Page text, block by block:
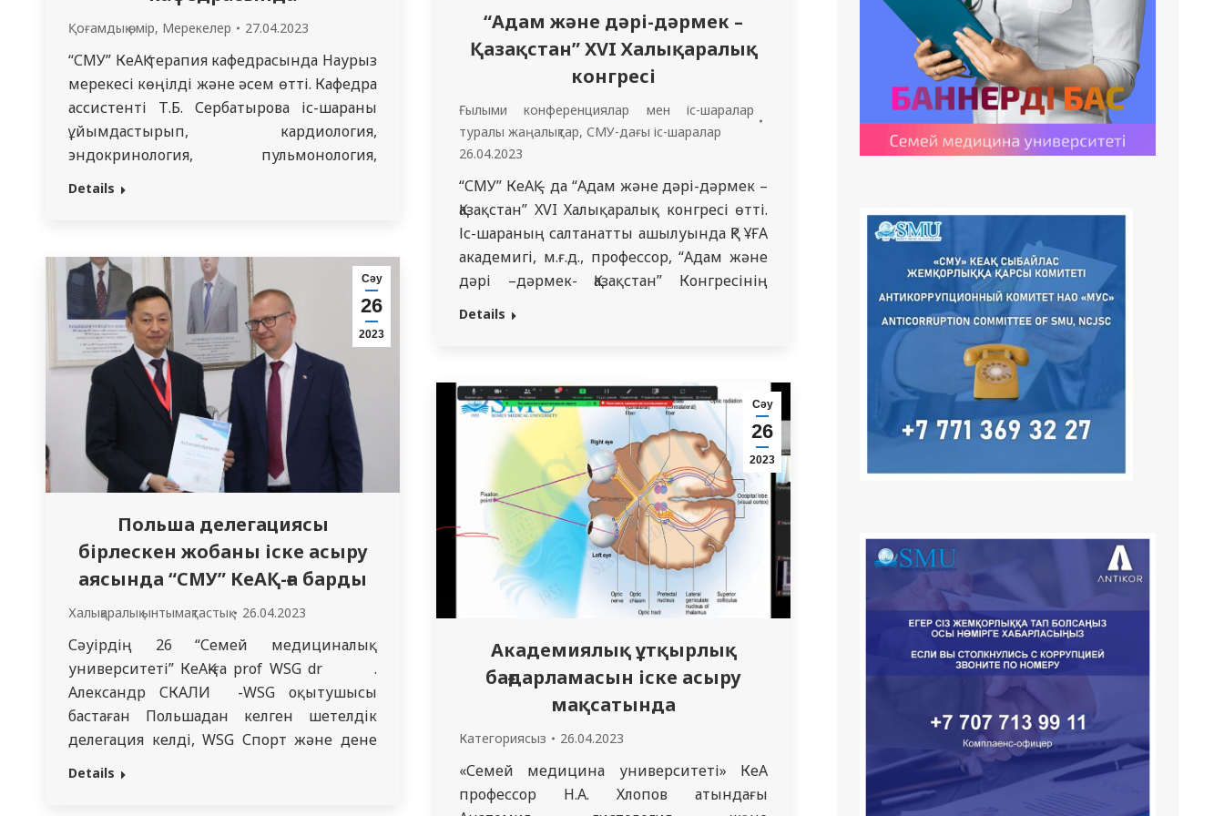
Қоғамдық өмір, Мерекелер 27.04.2023
“СМУ” КеАҚ терапия кафедрасында Наурыз
мерекесі көңілді және әсем өтті. Кафедра
ассистенті Т.Б. Сербатырова іс-шараны
ұйымдастырып, кардиология,
эндокринология, пульмонология,
гематология, терапия мамандығының
дәстүрлермен бөлісті. Олар бұл мереке
табиғаттың жаңаруы мен жандануын
бейнелейтінін, сонымен қатар жаңа жыл
мен өмірдің жаңа циклінің басталуын
атап өтетінін…
Details
“Адам және дәрі-дәрмек –
Қазақстан” XVI Халықаралық
конгресі
Ғылыми конференциялар мен іс-шаралар
туралы жаңалықтар, СМУ-дағы іс-шаралар
26.04.2023
“СМУ” КеАҚ – да “Адам және дәрі-дәрмек –
Қазақстан” XVI Халықаралық конгресі өтті.
Іс-шараның салтанатты ашылуында ҚР ҰҒА
академигі, м.ғ.д., профессор, “Адам және
дәрі –дәрмек- Қазақстан” Конгресінің
құрметті президенті, “Клиникалық
облыстың денсаулық сақтау
басқармасының басшысы Марат
Нұрланбекұлы Сандыбаев, “СМУ” КеАҚ
Басқарма Төрағасы – Ректоры профессор…
Details
Сәу
26
2023
Польша делегациясы
бірлескен жобаны іске асыру
аясында “СМУ” КеАҚ-ға барды
Халықаралық ынтымақтастық 26.04.2023
Сәуірдің 26 “Семей медициналық
университеті” КеАҚ-ға prof WSG dr .
Александр СКАЛИ -WSG оқытушысы
бастаған Польшадан келген шетелдік
делегация келді, WSG Спорт және дене
шынықтыру институтының директоры,
Details
Сәу
26
2023
Академиялық ұтқырлық
бағдарламасын іске асыру
мақсатында
Категориясыз 26.04.2023
«Семей медицина университеті» КеАҚ
профессор Н.А. Хлопов атындағы